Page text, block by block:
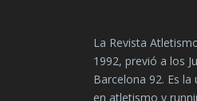
La Revista
1992, previó a los
Barcelona 92. Es la
en atletismo y